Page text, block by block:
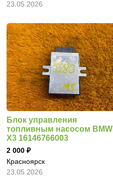
23.05.2026
Блок управления
топливным насосом BMW
X3 16146766003
2 000
Красноярск
23.05.2026